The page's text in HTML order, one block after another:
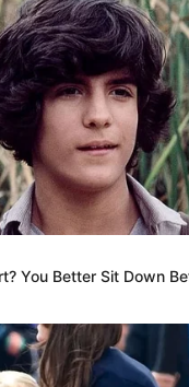
You Better Sit Down